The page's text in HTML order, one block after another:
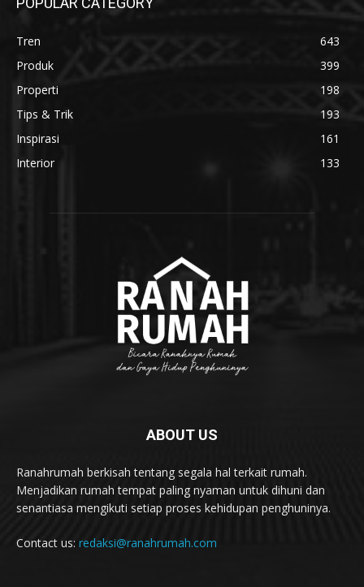
Tren
643
Produk
399
Properti
198
Tips & Trik
193
Inspirasi
161
Interior
133
ABOUT US
Ranahrumah berkisah tentang segala hal terkait rumah.
Menjadikan rumah tempat paling nyaman untuk dihuni dan
senantiasa mengikuti setiap proses kehidupan penghuninya.
Contact us: redaksi@ranahrumah.com